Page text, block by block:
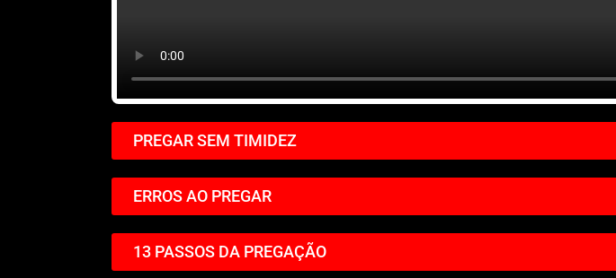
PREGAR SEM TIMIDEZ
ERROS AO PREGAR
13 PASSOS DA PREGAÇÃO